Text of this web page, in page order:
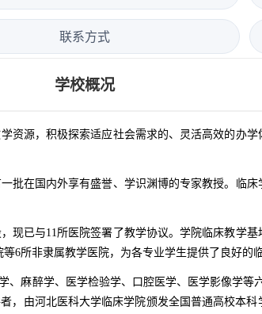
联系方式
学校概况
源，积极探索适应社会需求的、灵活高效的办学
批在国内外享有盛誉、学识渊博的专家教授。临
现已与11所医院签署了教学协议。学院临床教学
6所非隶属教学医院，为各专业学生提供了良好
麻醉学、医学检验学、口腔医学、医学影像学等
，由河北医科大学临床学院颁发全国普通高校本